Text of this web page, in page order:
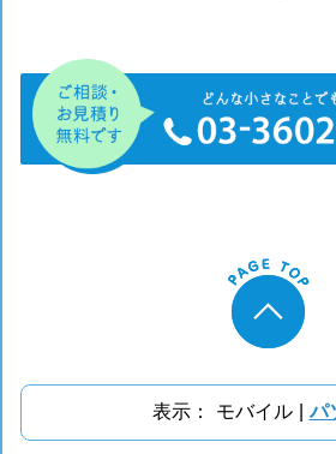
表示： モバイル パ